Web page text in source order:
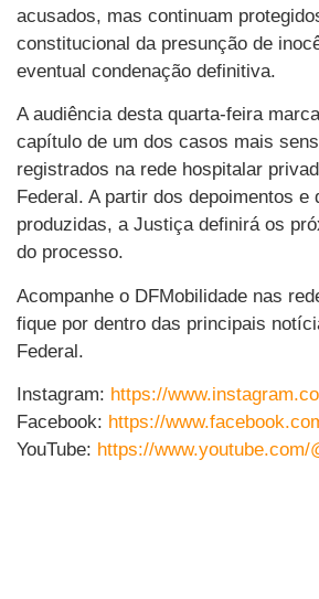
acusados, mas continuam
constitucional da presunção de
eventual condenação definitiva.
A audiência desta quarta-feira
capítulo de um dos casos mais
registrados na rede hospitalar
Federal. A partir dos depoimentos e
produzidas, a Justiça definirá os
do processo.
Acompanhe o DFMobilidade nas
fique por dentro das principais
Federal.
Instagram: https://
Facebook: https://
YouTube: https://www.youtube.com/